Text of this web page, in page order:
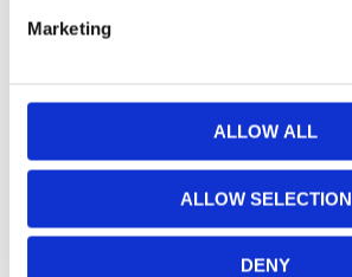
Marketing
ALLOW ALL
ALLOW SELECTION
DENY
Bli den första att lämna ett omdöme.